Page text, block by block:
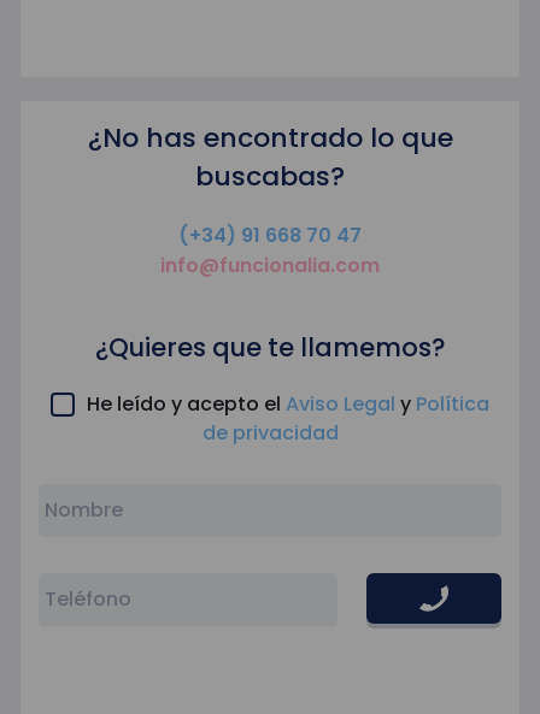
¿No has encontrado lo que
buscabas?
(+34) 91 668 70 47
info@funcionalia.com
¿Quieres que te llamemos?
He leído y acepto el Aviso Legal y Política
de privacidad